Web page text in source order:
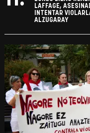
LAFFAGE,
INTENTAR
ALZUGARAY